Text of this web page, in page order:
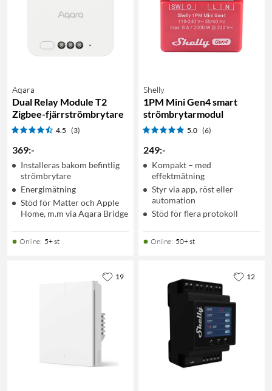
Aqara
Dual Relay Module T2
Zigbee-fjärrströmbrytare
4.5 (3)
369:-
Installeras bakom befintlig
strömbrytare
Energimätning
Stöd för Matter och Apple
Home, m.m via Aqara Bridge
Online: 5+ st
Shelly
1PM Mini Gen4 smart
strömbrytarmodul
5.0 (6)
249:-
Kompakt – med
effektmätning
Styr via app, röst eller
automation
Stöd för flera protokoll
Online: 50+ st
19 12